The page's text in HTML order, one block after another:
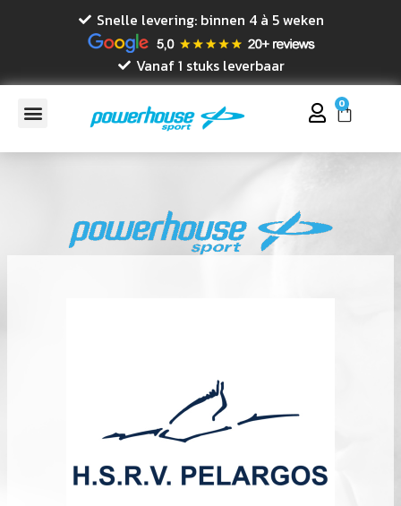
Snelle levering: binnen 4 à 5 weken
Vanaf 1 stuks leverbaar
0